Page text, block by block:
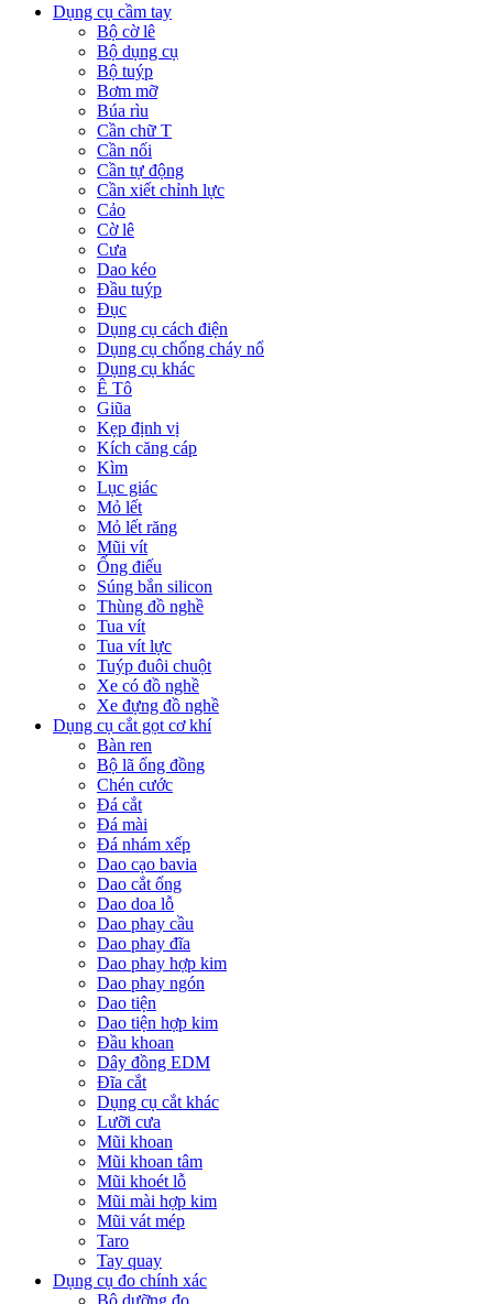
Dụng cụ cầm tay
Bộ cờ lê
Bộ dụng cụ
Bộ tuýp
Bơm mỡ
Búa rìu
Cần chữ T
Cần nối
Cần tự động
Cần xiết chỉnh lực
Cảo
Cờ lê
Cưa
Dao kéo
Đầu tuýp
Đục
Dụng cụ cách điện
Dụng cụ chống cháy nổ
Dụng cụ khác
Ê Tô
Giũa
Kẹp định vị
Kích căng cáp
Kìm
Lục giác
Mỏ lết
Mỏ lết răng
Mũi vít
Ống điếu
Súng bắn silicon
Thùng đồ nghề
Tua vít
Tua vít lực
Tuýp đuôi chuột
Xe có đồ nghề
Xe đựng đồ nghề
Dụng cụ cắt gọt cơ khí
Bàn ren
Bộ lã ống đồng
Chén cước
Đá cắt
Đá mài
Đá nhám xếp
Dao cạo bavia
Dao cắt ống
Dao doa lỗ
Dao phay cầu
Dao phay đĩa
Dao phay hợp kim
Dao phay ngón
Dao tiện
Dao tiện hợp kim
Đầu khoan
Dây đồng EDM
Đĩa cắt
Dụng cụ cắt khác
Lưỡi cưa
Mũi khoan
Mũi khoan tâm
Mũi khoét lỗ
Mũi mài hợp kim
Mũi vát mép
Taro
Tay quay
Dụng cụ đo chính xác
Bộ dưỡng đo